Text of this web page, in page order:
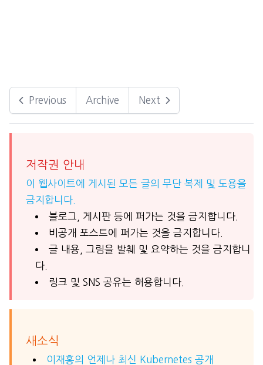
Previous Archive Next
저작권 안내
이 웹사이트에 게시된 모든 글의 무단 복제 및 도용을
금지합니다.
블로그, 게시판 등에 퍼가는 것을 금지합니다.
비공개 포스트에 퍼가는 것을 금지합니다.
글 내용, 그림을 발췌 및 요약하는 것을 금지합니
다.
링크 및 SNS 공유는 허용합니다.
새소식
이재홍의 언제나 최신 Kubernetes 공개